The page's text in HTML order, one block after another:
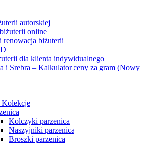
autorskiej
online
renowacja biżuterii
dla klienta indywidualnego
i Srebra – Kalkulator ceny za gram (Nowy
Kolekcje
Kolczyki parzenica
Naszyjniki parzenica
Broszki parzenica